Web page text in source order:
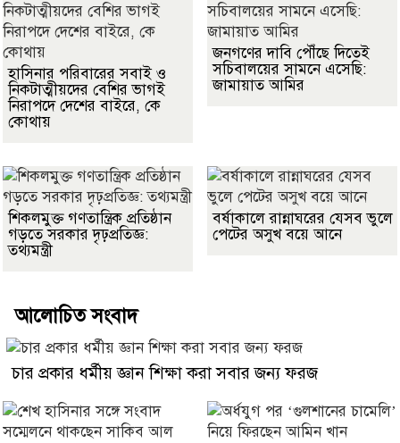
হাসিনার পরিবারের সবাই ও
নিকটাত্মীয়দের বেশির ভাগই
নিরাপদে দেশের বাইরে, কে
কোথায়
জনগণের দাবি পৌঁছে দিতেই
সচিবালয়ের সামনে এসেছি:
জামায়াত আমির
শিকলমুক্ত গণতান্ত্রিক প্রতিষ্ঠান
গড়তে সরকার দৃঢ়প্রতিজ্ঞ:
তথ্যমন্ত্রী
বর্ষাকালে রান্নাঘরের যেসব ভুলে
পেটের অসুখ বয়ে আনে
আলোচিত সংবাদ
চার প্রকার ধর্মীয় জ্ঞান শিক্ষা করা সবার জন্য ফরজ